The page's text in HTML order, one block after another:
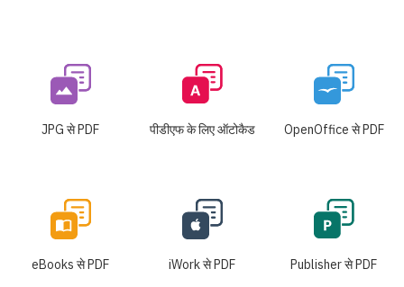
JPG से PDF पीडीएफ के लिए ऑटोकैड OpenOffice से PDF
eBooks से PDF iWork से PDF Publisher से PDF